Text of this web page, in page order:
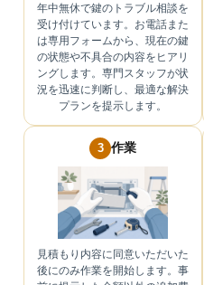
年中無休で鍵のトラブル相談を
受け付けています。お電話また
は専用フォームから、現在の鍵
の状態や不具合の内容をヒアリ
ングします。専門スタッフが状
況を迅速に判断し、最適な解決
プランを提示します。
3 作業
見積もり内容に同意いただいた
後にのみ作業を開始します。事